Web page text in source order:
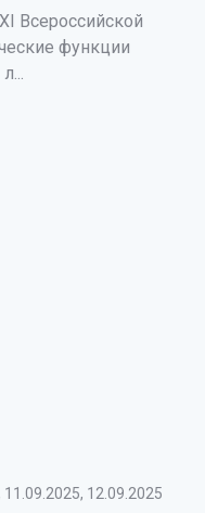
Всероссийской
функции
12.09.2025